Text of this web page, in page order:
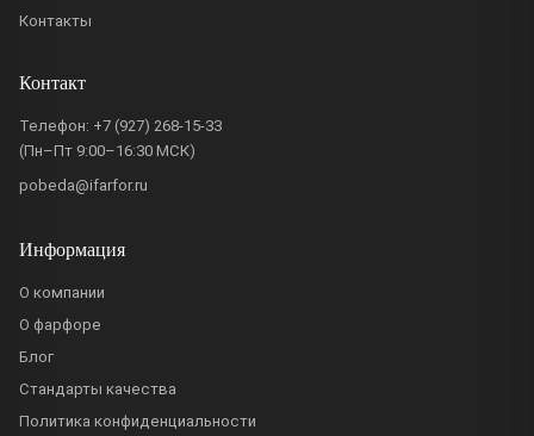
Контакты
Контакт
Телефон: +7 (927) 268-15-33
(Пн–Пт 9:00–16:30 МСК)
pobeda@ifarfor.ru
Информация
О компании
О фарфоре
Блог
Стандарты качества
Политика конфиденциальности